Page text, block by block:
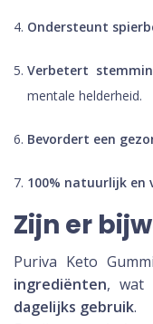
Ondersteunt
Verbetert
mentale helderheid.
Bevordert een
100% natuurlijk en
Zijn er
Puriva Keto
ingrediënten, wat
dagelijks gebruik.